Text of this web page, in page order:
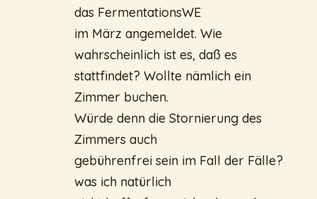
das FermentationsWE
im März angemeldet. Wie
wahrscheinlich ist es, daß es
stattfindet? Wollte nämlich ein
Zimmer buchen.
Würde denn die Stornierung des
Zimmers auch
gebührenfrei sein im Fall der Fälle?
was ich natürlich